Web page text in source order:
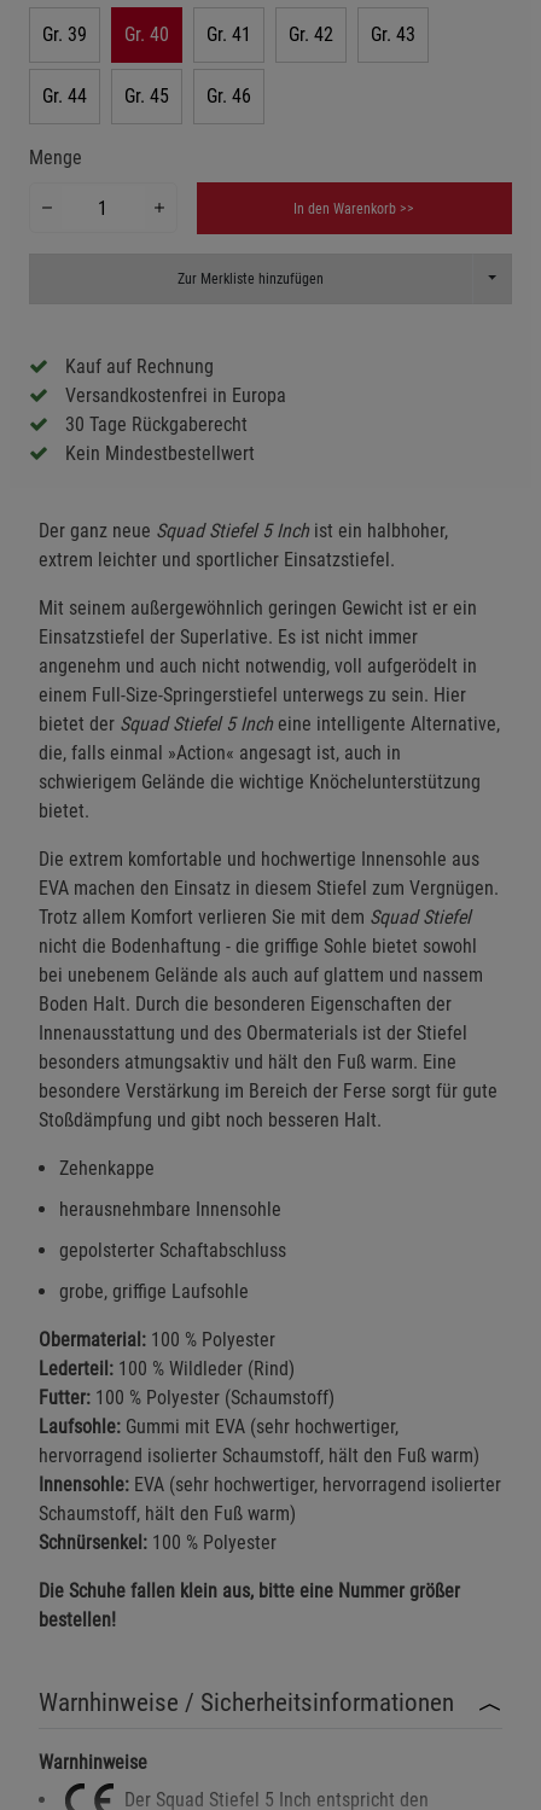
Gr. 39 Gr. 40 Gr. 41 Gr. 42 Gr. 43
Gr. 44 Gr. 45 Gr. 46
Menge
In den Warenkorb >>
Zur Merkliste hinzufügen Toggle
Kauf auf Rechnung
Versandkostenfrei in Europa
30 Tage Rückgaberecht
Kein Mindestbestellwert
Der ganz neue Squad Stiefel 5 Inch ist ein halbhoher,
extrem leichter und sportlicher Einsatzstiefel.
Mit seinem außergewöhnlich geringen Gewicht ist er ein
Einsatzstiefel der Superlative. Es ist nicht immer
angenehm und auch nicht notwendig, voll aufgerödelt in
einem Full-Size-Springerstiefel unterwegs zu sein. Hier
bietet der Squad Stiefel 5 Inch eine intelligente Alternative,
die, falls einmal »Action« angesagt ist, auch in
schwierigem Gelände die wichtige Knöchelunterstützung
bietet.
Die extrem komfortable und hochwertige Innensohle aus
EVA machen den Einsatz in diesem Stiefel zum Vergnügen.
Trotz allem Komfort verlieren Sie mit dem Squad Stiefel
nicht die Bodenhaftung - die griffige Sohle bietet sowohl
bei unebenem Gelände als auch auf glattem und nassem
Boden Halt. Durch die besonderen Eigenschaften der
Innenausstattung und des Obermaterials ist der Stiefel
besonders atmungsaktiv und hält den Fuß warm. Eine
besondere Verstärkung im Bereich der Ferse sorgt für gute
Stoßdämpfung und gibt noch besseren Halt.
Zehenkappe
herausnehmbare Innensohle
gepolsterter Schaftabschluss
grobe, griffige Laufsohle
Obermaterial: 100 % Polyester
Lederteil: 100 % Wildleder (Rind)
Futter: 100 % Polyester (Schaumstoff)
Laufsohle: Gummi mit EVA (sehr hochwertiger,
hervorragend isolierter Schaumstoff, hält den Fuß warm)
Innensohle: EVA (sehr hochwertiger, hervorragend isolierter
Schaumstoff, hält den Fuß warm)
Schnürsenkel: 100 % Polyester
Die Schuhe fallen klein aus, bitte eine Nummer größer
bestellen!
Warnhinweise / Sicherheitsinformationen
Warnhinweise
Der Squad Stiefel 5 Inch entspricht den